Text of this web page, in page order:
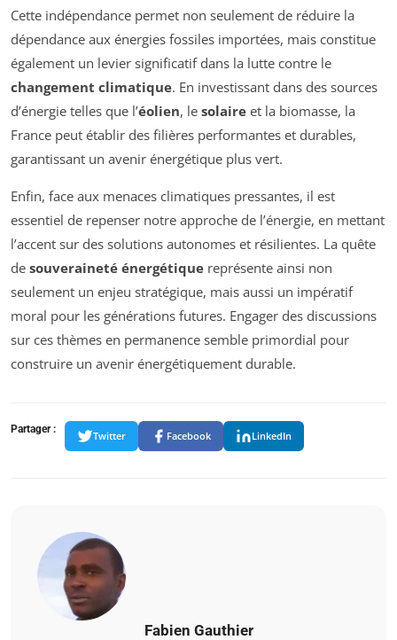
Cette indépendance permet non seulement de réduire la
dépendance aux énergies fossiles importées, mais constitue
également un levier significatif dans la lutte contre le
changement climatique. En investissant dans des sources
d’énergie telles que l’éolien, le solaire et la biomasse, la
France peut établir des filières performantes et durables,
garantissant un avenir énergétique plus vert.
Enfin, face aux menaces climatiques pressantes, il est
essentiel de repenser notre approche de l’énergie, en mettant
l’accent sur des solutions autonomes et résilientes. La quête
de souveraineté énergétique représente ainsi non
seulement un enjeu stratégique, mais aussi un impératif
moral pour les générations futures. Engager des discussions
sur ces thèmes en permanence semble primordial pour
construire un avenir énergétiquement durable.
Partager :
Twitter Facebook LinkedIn
Fabien Gauthier